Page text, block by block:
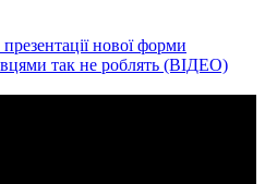
нової форми
так не роблять (ВІДЕО)